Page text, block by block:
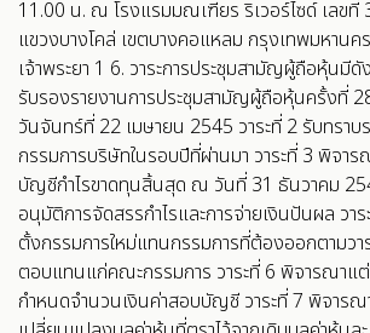
11.00 น. ณ โรงแรมมณเฑียร ริเวอร์ไซด์ เลขที่
แขวงบางโคล่ เขตบางคอแหลม กรุงเทพมหานค
เจ้าพระยา 1 6. วาระการประชุมสามัญผู้ถือหุ้นมี
รับรองรายงานการประชุมสามัญผู้ถือหุ้นครั้งที่
วันจันทร์ที่ 22 เมษายน 2545 วาระที่ 2 รับทรา
กรรมการบริษัทในรอบปีที่ผ่านมา วาระที่ 3 พิจา
บัญชีกำไรขาดทุนสิ้นสุด ณ วันที่ 31 ธันวาคม
อนุมัติการจัดสรรกำไรและการจ่ายเงินปันผล วา
ตั้งกรรมการใหม่แทนกรรมการที่ต้องออกตามวา
ตอบแทนแก่คณะกรรมการ วาระที่ 6 พิจารณา
กำหนดจำนวนเงินค่าสอบบัญชี วาระที่ 7 พิจาร